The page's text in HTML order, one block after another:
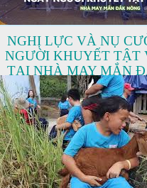
NGHỊ LỰC VÀ NỤ
NGƯỜI KHUYẾT TẬT
TẠI NHÀ MAY MẮN